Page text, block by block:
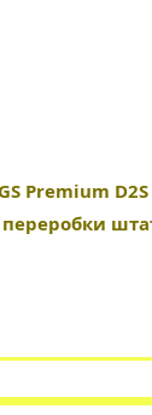
Premium
переробки